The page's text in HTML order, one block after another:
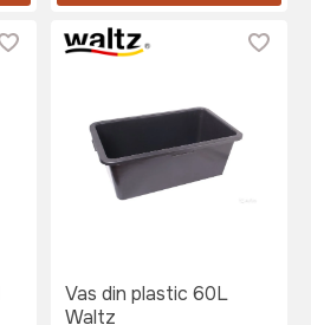
Vas din plastic 60L
Waltz